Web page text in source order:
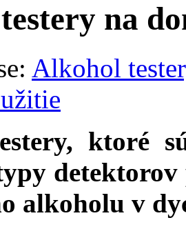
na
Alkohol
ktoré
alkoholu v